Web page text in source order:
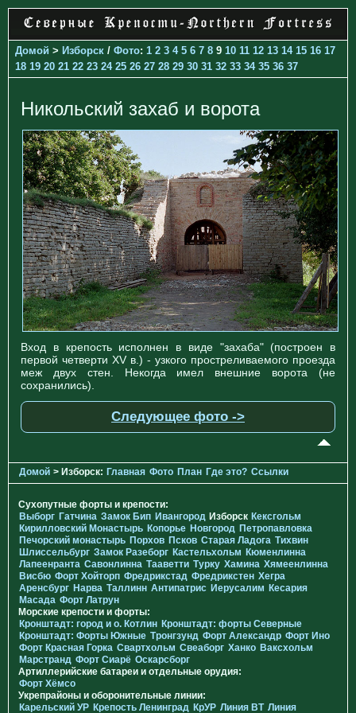
Домой > Изборск / Фото: 1 2 3 4 5 6 7 8 9 10 11 12 13 14 15 16 17
18 19 20 21 22 23 24 25 26 27 28 29 30 31 32 33 34 35 36 37
Никольский захаб и ворота
Вход в крепость исполнен в виде "захаба" (построен в
первой четверти XV в.) - узкого простреливаемого проезда
меж двух стен. Некогда имел внешние ворота (не
сохранились).
Следующее фото ->
Домой > Изборск: Главная Фото План Где это? Ссылки
Сухопутные форты и крепости:
Выборг Гатчина Замок Бип Ивангород Изборск Кексгольм
Кирилловский Монастырь Копорье Новгород Петропавловка
Печорcкий монастырь Порхов Псков Старая Ладога Тихвин
Шлиссельбург Замок Разеборг Кастельхольм Кюменлинна
Лапеенранта Савонлинна Тааветти Турку Хамина Хямеенлинна
Висбю Форт Хойторп Фредрикстад Фредрикстен Хегра
Аренсбург Нарва Таллинн Антипатрис Иерусалим Кесария
Масада Форт Латрун
Морские крепости и форты:
Кронштадт: город и о. Котлин Кронштадт: форты Северные
Кронштадт: Форты Южные Тронгзунд Форт Александр Форт Ино
Форт Красная Горка Свартхольм Свеаборг Ханко Ваксхольм
Марстранд Форт Сиарё Оскарсборг
Артиллерийские батареи и отдельные орудия:
Форт Хёмсо
Укрепрайоны и оборонительные линии:
Карельский УР Крепость Ленинград КрУР Линия ВТ Линия